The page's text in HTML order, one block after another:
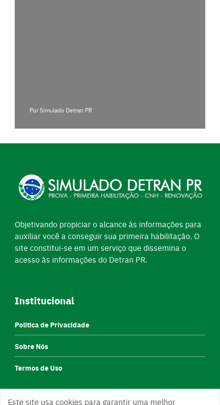
Por Simulado Detran PR
Objetivando propiciar o alcance às informações para
auxiliar você a conseguir sua primeira habilitação. O
site constitui-se em um serviço que dissemina o
acesso às informações do Detran PR.
Institucional
Politica de Privacidade
Sobre Nós
Termos de Uso
Este site usa cookies para garantir uma melhor